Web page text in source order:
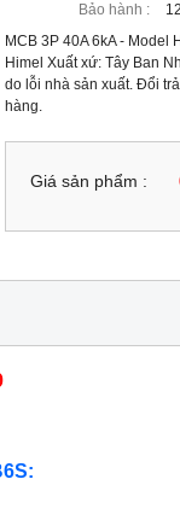
Bảo hành :
MCB 3P 40A 6kA - Model
Himel Xuất xứ: Tây Ban
do lỗi nhà sản xuất. Đổi
hàng.
Giá sản phẩm :